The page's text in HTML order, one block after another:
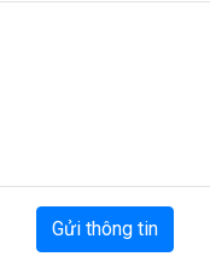
Gửi thông tin